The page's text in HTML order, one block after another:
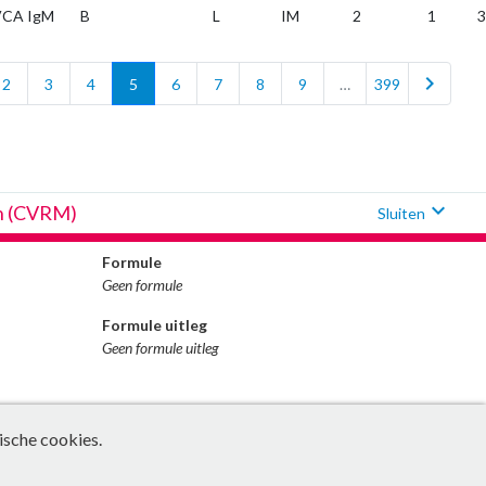
IgM B L IM 2 1
2 3 4 5 6 7 8 9 … 399 chevron_right
(CVRM) Sluiten expand_more
Formule
Geen formule
Formule uitleg
Geen formule uitleg
cookies.